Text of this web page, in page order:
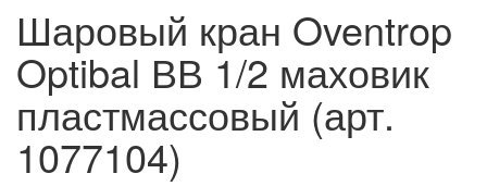
Шаровый кран Oventrop
Optibal ВВ 1/2 маховик
пластмассовый (арт.
1077104)